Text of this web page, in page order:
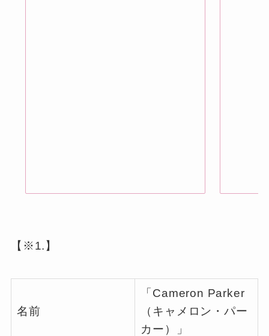
【※1.】
名前
「Cameron Parker
（キャメロン・パー
カー）」